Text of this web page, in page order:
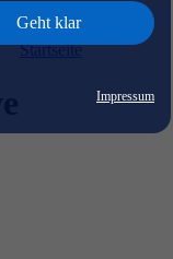
Geht klar
Impressum
Startseite